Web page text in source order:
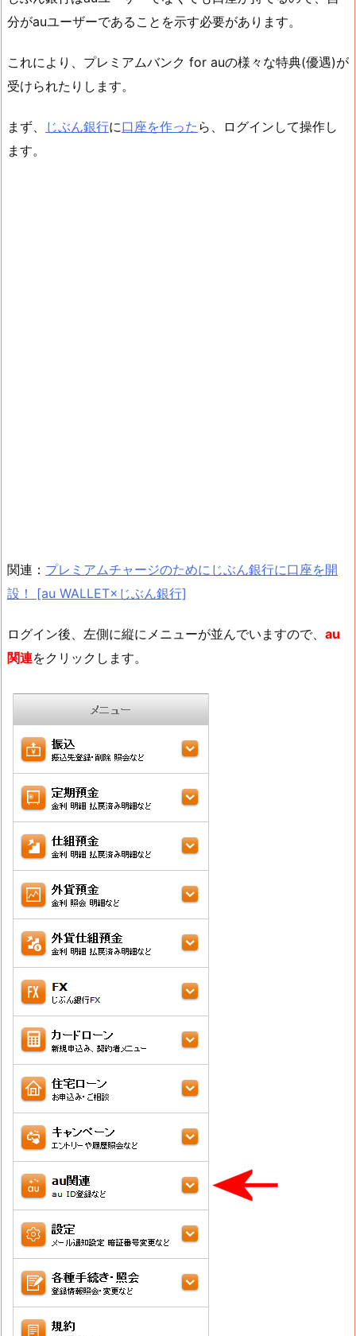
分がauユーザーであることを示す必要があります。
これにより、プレミアムバンク for auの様々な特典(優遇)が
受けられたりします。
まず、 じぶん銀行に口座を作った ら、ログインして操作し
ます。
関連： プレミアムチャージのためにじぶん銀行に口座を開
設！ [au WALLET×じぶん銀行]
ログイン後、左側に縦にメニューが並んでいますので、 au
関連をクリックします。